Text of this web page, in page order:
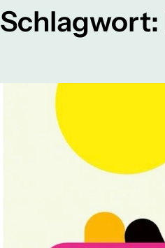
Schlagwort: